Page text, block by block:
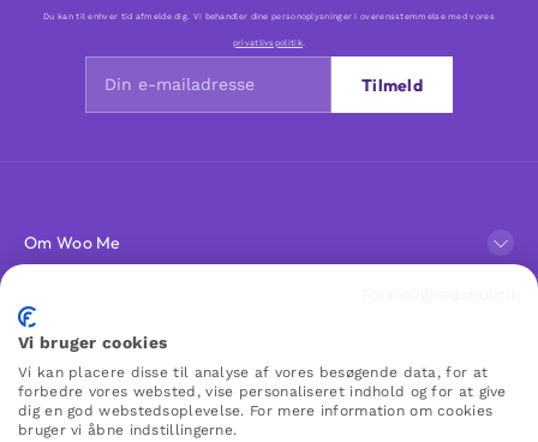
Du kan til enhver tid afmelde dig. Vi behandler dine personoplysninger i overensstemmelse med vores
privatlivspolitik.
Tilmeld
Om Woo Me
Kundeservice
Favoritter
Vi bruger cookies
Vi kan placere disse til analyse af vores besøgende data, for at
forbedre vores websted, vise personaliseret indhold og for at give
dig en god webstedsoplevelse. For mere information om cookies
bruger vi åbne indstillingerne.